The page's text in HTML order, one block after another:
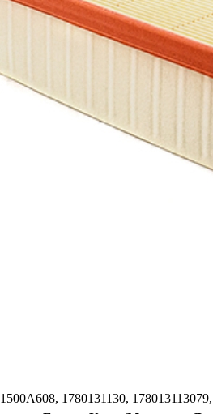
1500A608, 1780131130,